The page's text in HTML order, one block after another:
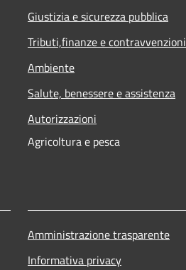
Giustizia e sicurezza pubblica
Tributi,finanze e contravvenzioni
Ambiente
Salute, benessere e assistenza
Autorizzazioni
Agricoltura e pesca
Amministrazione trasparente
Informativa privacy